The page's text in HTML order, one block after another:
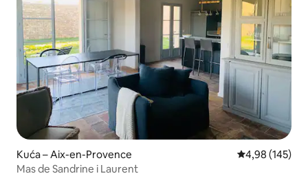
Kuća – Aix-en-Provence Prosječna
4,98 (145)
Mas de Sandrine i Laurent